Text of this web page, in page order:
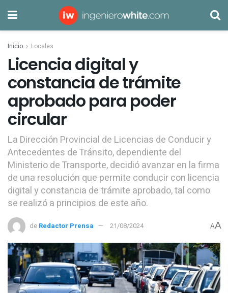
Inicio Locales
Licencia digital y
constancia de trámite
aprobado para poder
circular
La Dirección Provincial de Licencias de Conducir y
Antecedentes de Tránsito, dependiente del
Ministerio de Transporte, decidió avanzar en la firma
de una resolución que permite conducir con licencia
digital y constancia de trámite aprobado, tal como
se realizó a principios de este año.
de Redactor Prensa 21/08/2024 AA